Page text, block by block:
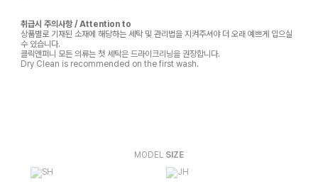
취급시 주의사항 / Attention to
상품별로 기재된 소재에 해당하는 세탁 및 관리법을 지켜주셔야 더 오래 예쁘게 입으실
수 있습니다.
클릭앤퍼니 모든 의류는 첫 세탁은 드라이크리닝을 권장합니다.
Dry Clean is recommended on the first wash.
MODEL SIZE